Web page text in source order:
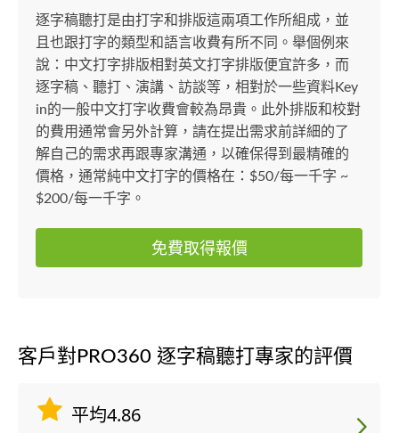
逐字稿聽打是由打字和排版這兩項工作所組成，並
且也跟打字的類型和語言收費有所不同。舉個例來
說：中文打字排版相對英文打字排版便宜許多，而
逐字稿、聽打、演講、訪談等，相對於一些資料Key
in的一般中文打字收費會較為昂貴。此外排版和校對
的費用通常會另外計算，請在提出需求前詳細的了
解自己的需求再跟專家溝通，以確保得到最精確的
價格，通常純中文打字的價格在：$50/每一千字 ~
$200/每一千字。
免費取得報價
客戶對PRO360 逐字稿聽打專家的評價
平均4.86